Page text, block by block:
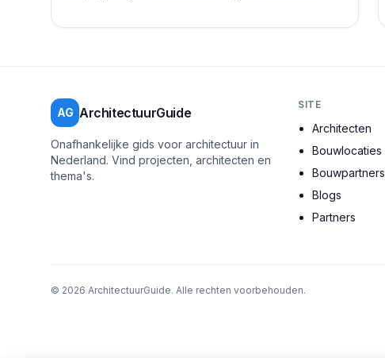
AG ArchitectuurGuide
Onafhankelijke gids voor architectuur in
Nederland. Vind projecten, architecten en
thema's.
SITE
Architecten
Bouwlocaties
Bouwpartners
Blogs
Partners
© 2026 ArchitectuurGuide. Alle rechten voorbehouden.